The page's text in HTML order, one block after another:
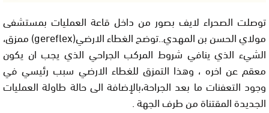
توصلت الصحراء لايف بصور من داخل قاعة العمليات بمستشفى
مولاي الحسن بن المهدي..توضح الغطاء الارضي(gereflex) ممزق،
الشيء الذي ينافي شروط المركب الجراحي الذي يجب ان يكون
معقم عن اخره ، وهذا التمزق للغطاء الارضي سبب رئيسي في
وجود التعفنات ما بعد الجراحة،بالإضافة الى حالة طاولة العمليات
الجديدة المقتناة من طرف الجهة .